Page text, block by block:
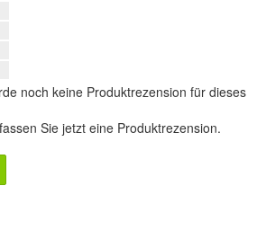
noch keine Produktrezension für dieses
Sie jetzt eine Produktrezension.